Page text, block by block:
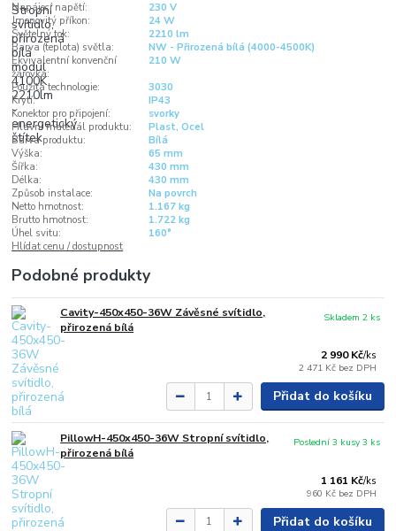
Napájecí napětí:
230 V
Jmenovitý příkon:
24 W
Světelný tok:
2210 lm
Barva (teplota) světla:
NW - Přirozená bílá (4000-4500K)
Ekvivalentní konvenční
žárovka:
210 W
Použitá technologie:
3030
Krytí:
IP43
Konektor pro připojení:
svorky
Hlavní materiál produktu:
Plast, Ocel
Barva produktu:
Bílá
Výška:
65 mm
Šířka:
430 mm
Délka:
430 mm
Způsob instalace:
Na povrch
Netto hmotnost:
1.167 kg
Brutto hmotnost:
1.722 kg
Úhel svitu:
160°
Hlídat cenu / dostupnost
Podobné produkty
Cavity-450x450-36W Závěsné svítidlo,
přirozená bílá
2 990 Kč/ks
2 471 Kč bez DPH
Skladem 2 ks
Přidat do košíku
PillowH-450x450-36W Stropní svítidlo,
přirozená bílá
1 161 Kč/ks
960 Kč bez DPH
Poslední 3 kusy 3 ks
Přidat do košíku